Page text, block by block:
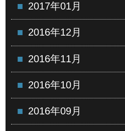
2017年01月
2016年12月
2016年11月
2016年10月
2016年09月